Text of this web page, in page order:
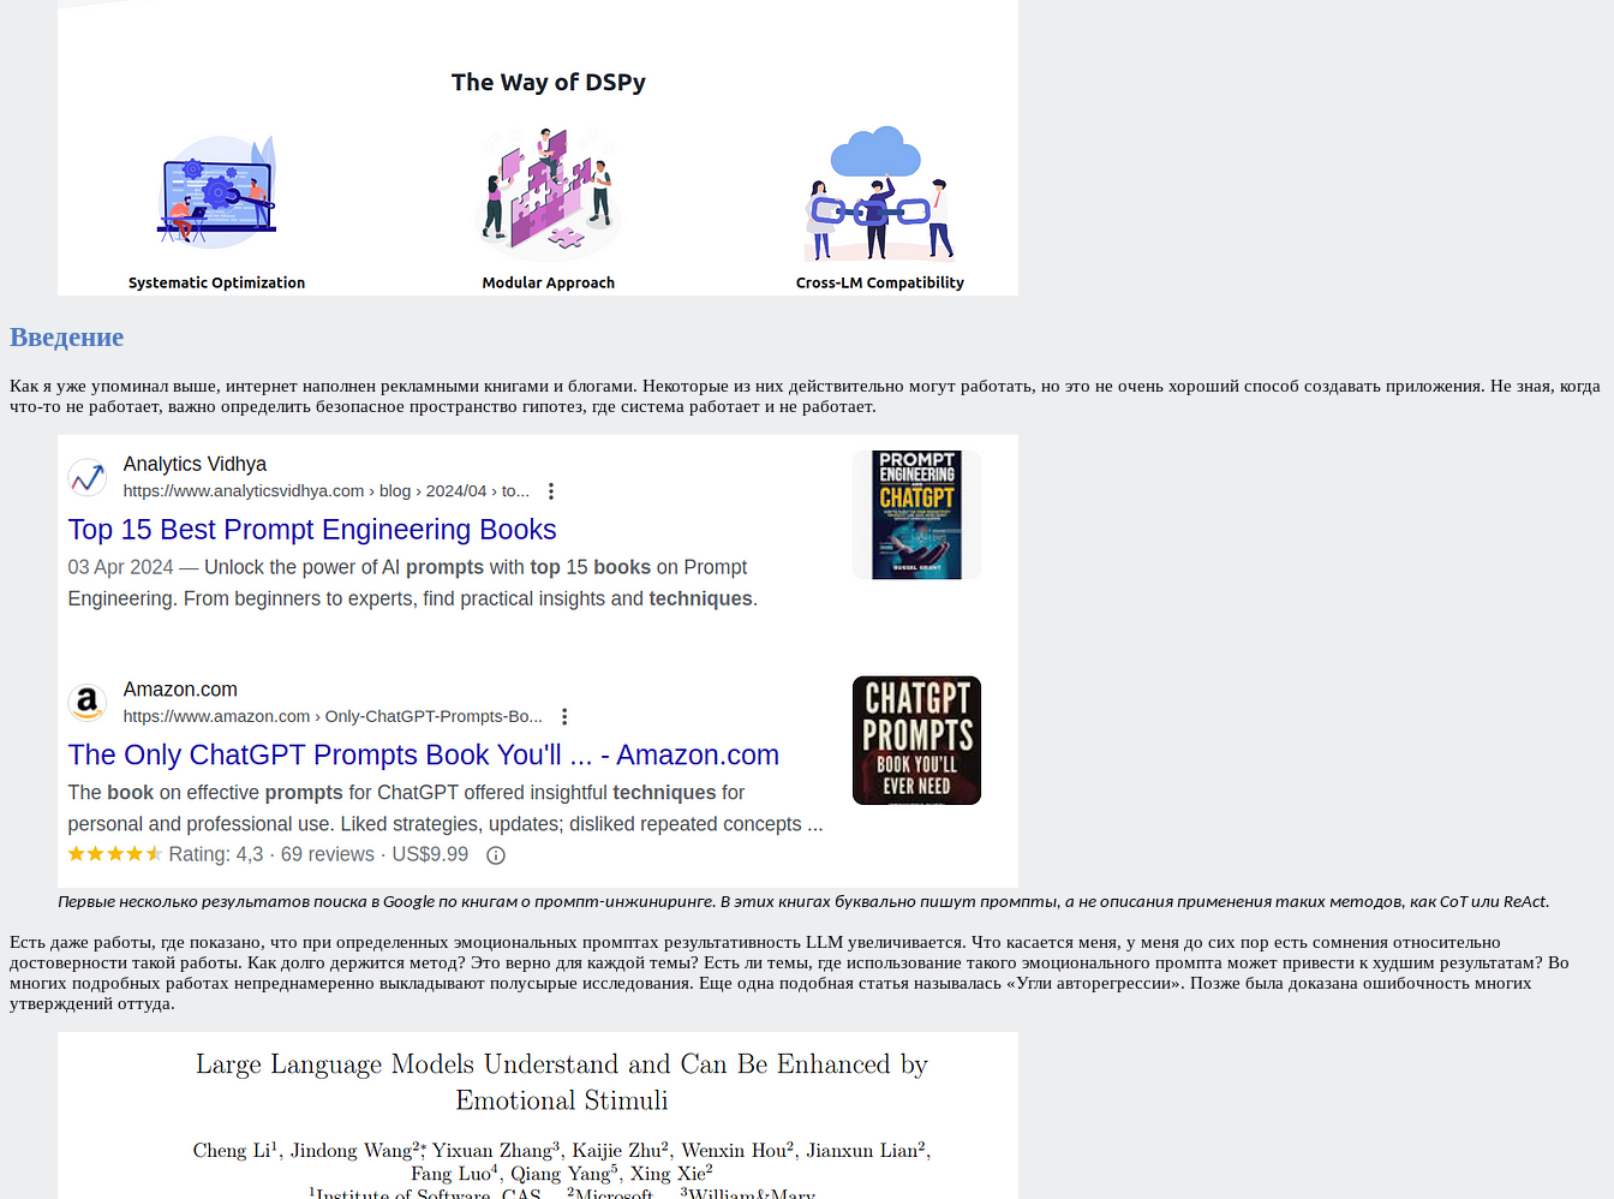
Введение
Как я уже упоминал выше, интернет наполнен рекламными книгами и блогами. Некоторые из них действительно могут работать, но это не очень хороший способ создавать приложения. Не зная, когда
что-то не работает, важно определить безопасное пространство гипотез, где система работает и не работает.
Первые несколько результатов поиска в Google по книгам о промпт-инжиниринге. В этих книгах буквально пишут промпты, а не описания применения таких методов, как CoT или ReAct.
Есть даже работы, где показано, что при определенных эмоциональных промптах результативность LLM увеличивается. Что касается меня, у меня до сих пор есть сомнения относительно
достоверности такой работы. Как долго держится метод? Это верно для каждой темы? Есть ли темы, где использование такого эмоционального промпта может привести к худшим результатам? Во
многих подробных работах непреднамеренно выкладывают полусырые исследования. Еще одна подобная статья называлась «Угли авторегрессии». Позже была доказана ошибочность многих
утверждений оттуда.